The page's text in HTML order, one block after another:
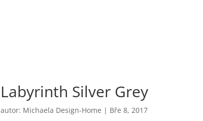
Labyrinth Silver Grey
autor: Michaela Design-Home | Bře 8, 2017